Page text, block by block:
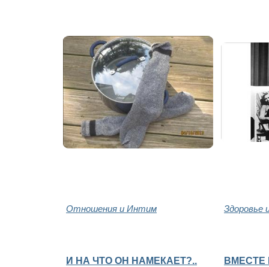
Отношения и Интим Здоровье
И НА ЧТО ОН НАМЕКАЕТ?..
ВМЕСТЕ